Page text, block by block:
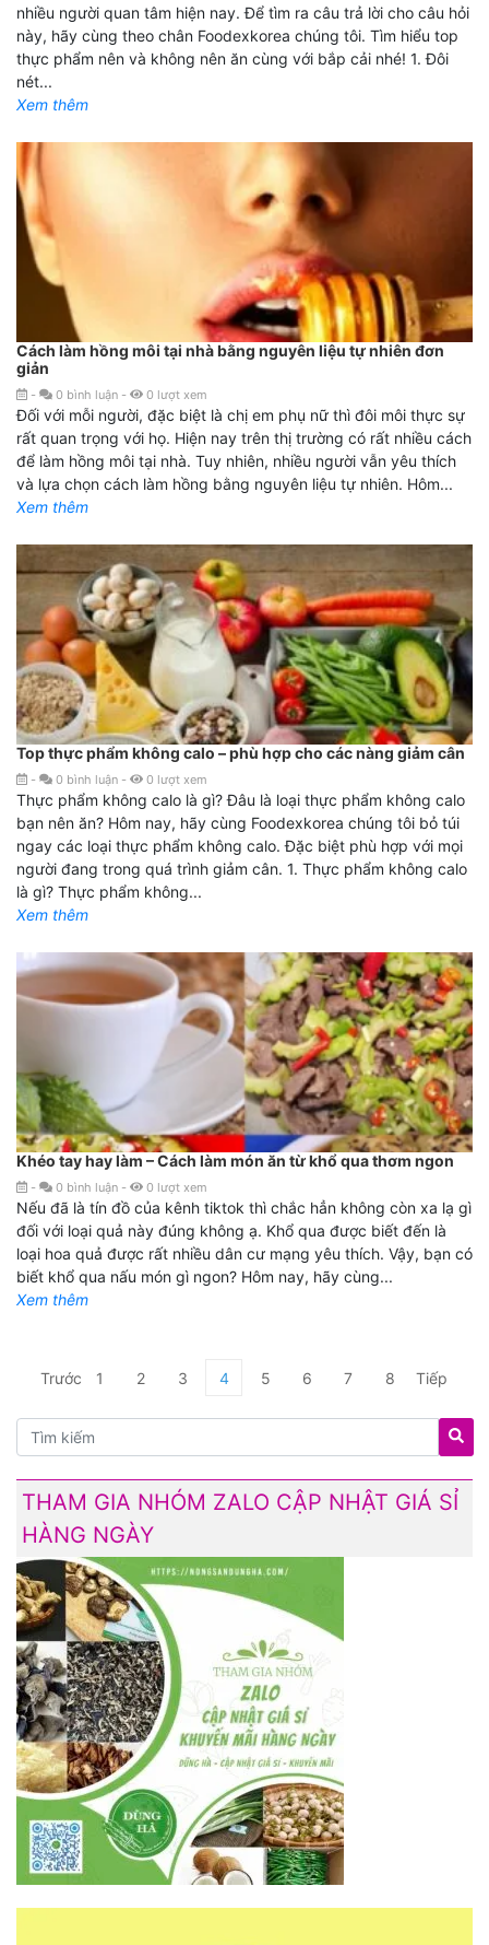
nhiều người quan tâm hiện nay. Để tìm ra câu trả lời cho câu hỏi
này, hãy cùng theo chân Foodexkorea chúng tôi. Tìm hiểu top
thực phẩm nên và không nên ăn cùng với bắp cải nhé! 1. Đôi
nét...
Xem thêm
Cách làm hồng môi tại nhà bằng nguyên liệu tự nhiên đơn
giản
- 0 bình luận - 0 lượt xem
Đối với mỗi người, đặc biệt là chị em phụ nữ thì đôi môi thực sự
rất quan trọng với họ. Hiện nay trên thị trường có rất nhiều cách
để làm hồng môi tại nhà. Tuy nhiên, nhiều người vẫn yêu thích
và lựa chọn cách làm hồng bằng nguyên liệu tự nhiên. Hôm...
Xem thêm
Top thực phẩm không calo – phù hợp cho các nàng giảm cân
- 0 bình luận - 0 lượt xem
Thực phẩm không calo là gì? Đâu là loại thực phẩm không calo
bạn nên ăn? Hôm nay, hãy cùng Foodexkorea chúng tôi bỏ túi
ngay các loại thực phẩm không calo. Đặc biệt phù hợp với mọi
người đang trong quá trình giảm cân. 1. Thực phẩm không calo
là gì? Thực phẩm không...
Xem thêm
Khéo tay hay làm – Cách làm món ăn từ khổ qua thơm ngon
- 0 bình luận - 0 lượt xem
Nếu đã là tín đồ của kênh tiktok thì chắc hẳn không còn xa lạ gì
đối với loại quả này đúng không ạ. Khổ qua được biết đến là
loại hoa quả được rất nhiều dân cư mạng yêu thích. Vậy, bạn có
biết khổ qua nấu món gì ngon? Hôm nay, hãy cùng...
Xem thêm
Trước 1 2 3 4 5 6 7 8 Tiếp
THAM GIA NHÓM ZALO CẬP NHẬT GIÁ SỈ
HÀNG NGÀY